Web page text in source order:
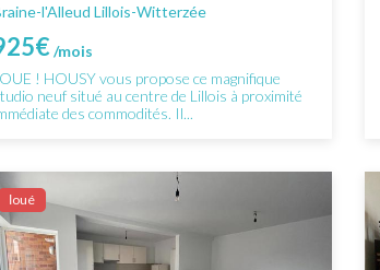
l'Alleud Lillois-Witterzée
/mois
! HOUSY vous propose ce magnifique
neuf situé au centre de Lillois à proximité
des commodités. Il...
Ιoué